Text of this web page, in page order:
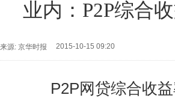
业内：P2P综合
来源: 京华时报 2015-10-15 09:20
P2P网贷综合收益